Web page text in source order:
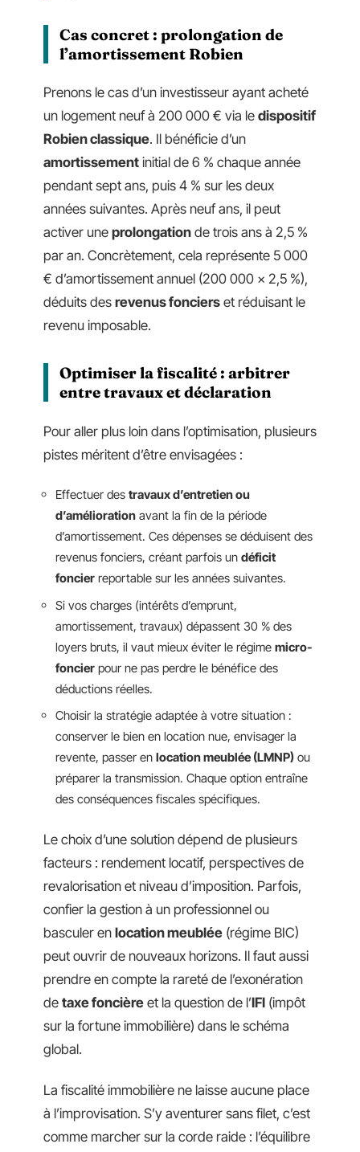
Cas concret : prolongation de
l’amortissement Robien
Prenons le cas d’un investisseur ayant acheté
un logement neuf à 200 000 € via le dispositif
Robien classique. Il bénéficie d’un
amortissement initial de 6 % chaque année
pendant sept ans, puis 4 % sur les deux
années suivantes. Après neuf ans, il peut
activer une prolongation de trois ans à 2,5 %
par an. Concrètement, cela représente 5 000
€ d’amortissement annuel (200 000 x 2,5 %),
déduits des revenus fonciers et réduisant le
revenu imposable.
Optimiser la fiscalité : arbitrer
entre travaux et déclaration
Pour aller plus loin dans l’optimisation, plusieurs
pistes méritent d’être envisagées :
Effectuer des travaux d’entretien ou
d’amélioration avant la fin de la période
d’amortissement. Ces dépenses se déduisent des
revenus fonciers, créant parfois un déficit
foncier reportable sur les années suivantes.
Si vos charges (intérêts d’emprunt,
amortissement, travaux) dépassent 30 % des
loyers bruts, il vaut mieux éviter le régime micro-
foncier pour ne pas perdre le bénéfice des
déductions réelles.
Choisir la stratégie adaptée à votre situation :
conserver le bien en location nue, envisager la
revente, passer en location meublée (LMNP) ou
préparer la transmission. Chaque option entraîne
des conséquences fiscales spécifiques.
Le choix d’une solution dépend de plusieurs
facteurs : rendement locatif, perspectives de
revalorisation et niveau d’imposition. Parfois,
confier la gestion à un professionnel ou
basculer en location meublée (régime BIC)
peut ouvrir de nouveaux horizons. Il faut aussi
prendre en compte la rareté de l’exonération
de taxe foncière et la question de l’IFI (impôt
sur la fortune immobilière) dans le schéma
global.
La fiscalité immobilière ne laisse aucune place
à l’improvisation. S’y aventurer sans filet, c’est
comme marcher sur la corde raide : l’équilibre